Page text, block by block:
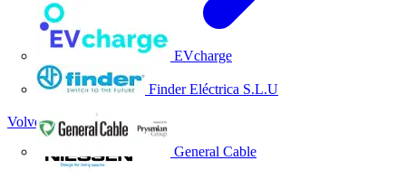
EVcharge
Finder Eléctrica S.L.U
General Cable
Volver a Noticias